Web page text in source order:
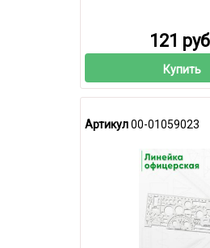
121
Купить
Артикул00-01059023